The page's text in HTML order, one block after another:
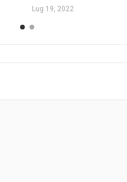
Lug 19, 2022